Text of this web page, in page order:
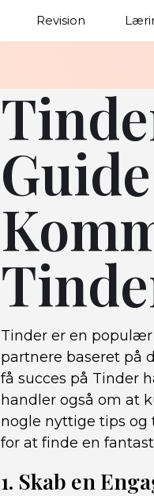
Revision
Tinder er en
partnere baseret på
få succes på Tinder
handler også om at
nogle nyttige tips og
for at finde en
1. Skab en